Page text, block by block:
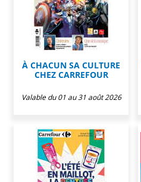
À CHACUN SA CULTURE
CHEZ CARREFOUR
Valable du 01 au 31 août 2026